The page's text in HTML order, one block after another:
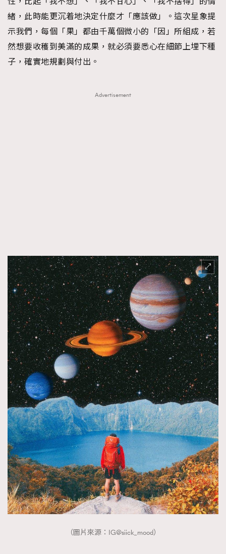
緒，此時能更沉着地決定什麼才「應該做」。這次星象提
示我們，每個「果」都由千萬個微小的「因」所組成，若
然想要收穫到美滿的成果，就必須要悉心在細節上埋下種
子，確實地規劃與付出。
Advertisement
（圖片來源：IG@siick_mood）